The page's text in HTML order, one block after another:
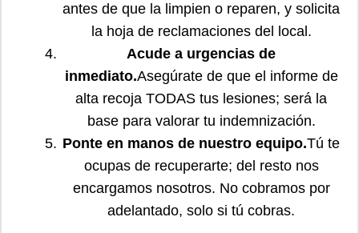
antes de que la limpien o reparen, y solicita
la hoja de reclamaciones del local.
Acude a urgencias de
inmediato.Asegúrate de que el informe de
alta recoja TODAS tus lesiones; será la
base para valorar tu indemnización.
Ponte en manos de nuestro equipo.Tú te
ocupas de recuperarte; del resto nos
encargamos nosotros. No cobramos por
adelantado, solo si tú cobras.